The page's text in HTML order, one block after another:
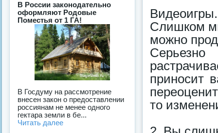
Слишком
можно
приносит
то
В России законодательно
оформляют Родовые
Поместья от 1 ГА!
В Госдуму на рассмотрение
внесен закон о предоставлении
россиянам не менее одного
гектара земли в бе...
Читать далее